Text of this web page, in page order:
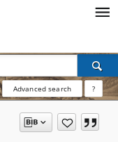
Advanced search ?